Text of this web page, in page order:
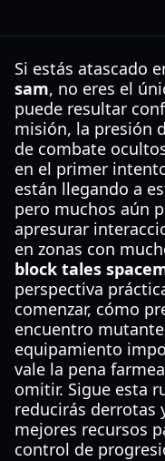
Si estás atascado
sam, no eres el
puede resultar
misión, la presión
de combate
en el primer
están llegando a
pero muchos aún
apresurar
en zonas con
block tales
perspectiva
comenzar, cómo
encuentro
equipamiento
vale la pena
omitir. Sigue esta
reducirás derrotas
mejores recursos
control de